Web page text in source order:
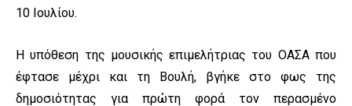
10 Ιουλίου.
Η υπόθεση της μουσικής επιμελήτριας του ΟΑΣΑ που
έφτασε μέχρι και τη Βουλή, βγήκε στο φως της
δημοσιότητας για πρώτη φορά τον περασμένο